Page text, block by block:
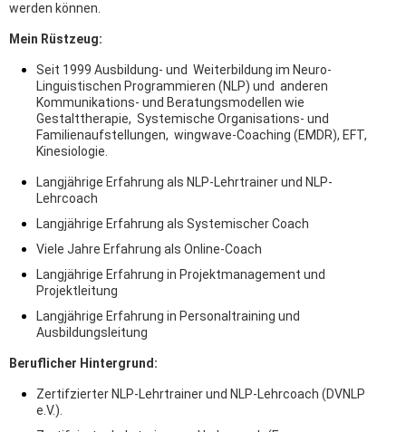
werden können.
Mein Rüstzeug:
Seit 1999 Ausbildung- und Weiterbildung im Neuro-
Linguistischen Programmieren (NLP) und anderen
Kommunikations- und Beratungsmodellen wie
Gestalttherapie, Systemische Organisations- und
Familienaufstellungen, wingwave-Coaching (EMDR), EFT,
Kinesiologie.
Langjährige Erfahrung als NLP-Lehrtrainer und NLP-
Lehrcoach
Langjährige Erfahrung als Systemischer Coach
Viele Jahre Erfahrung als Online-Coach
Langjährige Erfahrung in Projektmanagement und
Projektleitung
Langjährige Erfahrung in Personaltraining und
Ausbildungsleitung
Beruflicher Hintergrund:
Zertifzierter NLP-Lehrtrainer und NLP-Lehrcoach (DVNLP
e.V.).